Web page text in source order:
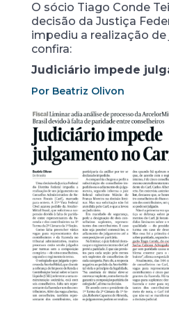
O sócio Tiago Conde
decisão da Justiça
impediu a realização
confira:
Judiciário impede
Por Beatriz Olivon